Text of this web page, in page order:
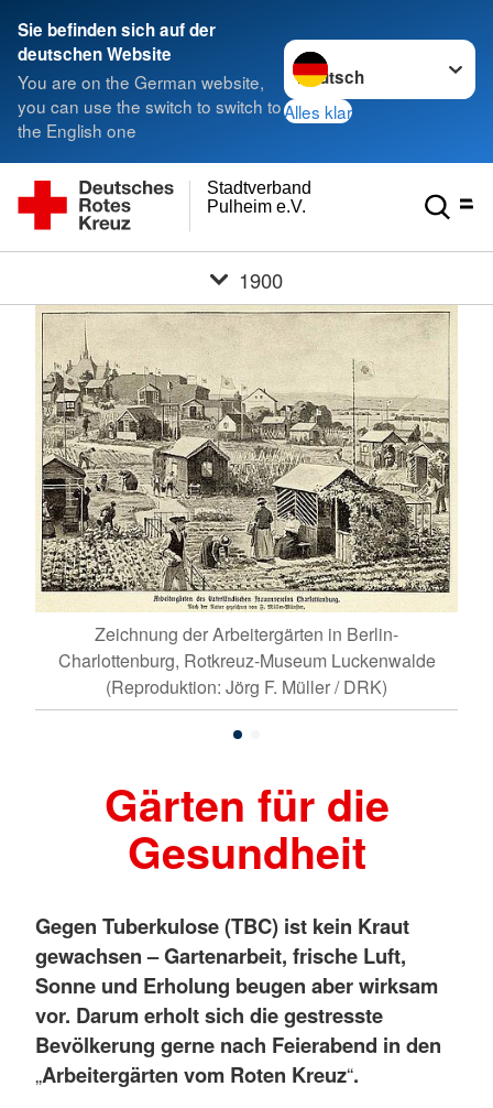
Sie befinden sich auf der
deutschen Website
You are on the German website,
you can use the switch to switch to
the English one
Sprache wechseln zu
Alles klar
Pulheim e.V.
Stadtverband
1900
Zeichnung der Arbeitergärten in Berlin-
Charlottenburg, Rotkreuz-Museum Luckenwalde
(Reproduktion: Jörg F. Müller / DRK)
Gärten für die
Gesundheit
Gegen Tuberkulose (TBC) ist kein Kraut
gewachsen – Gartenarbeit, frische Luft,
Sonne und Erholung beugen aber wirksam
vor. Darum erholt sich die gestresste
Bevölkerung gerne nach Feierabend in den
„Arbeitergärten vom Roten Kreuz“.